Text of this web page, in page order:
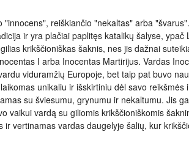
reiškiančio "nekaltas" arba
ir yra plačiai paplitęs katalikų šalyse, ypač
krikščioniškas šaknis, nes jis dažnai
I arba Inocentas Martirijus. Vardas
viduramžių Europoje, bet taip pat buvo
unikaliu ir išskirtiniu dėl savo reikšmės
su šviesumu, grynumu ir nekaltumu. Jis
vaikui vardą su giliomis krikščioniškomis
vertinamas vardas daugelyje šalių, kur